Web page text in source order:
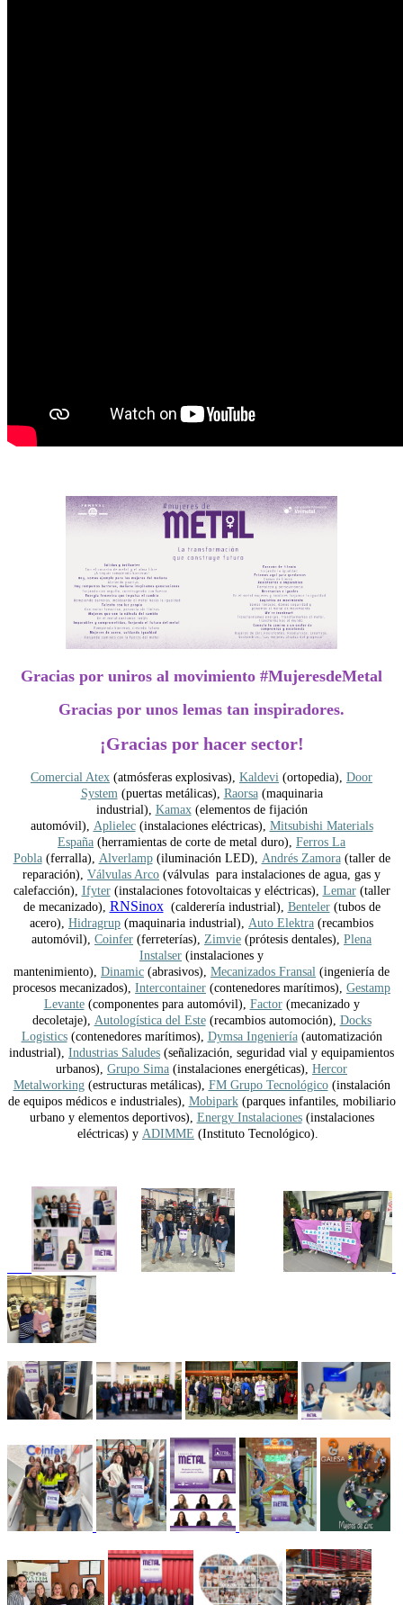
Gracias por uniros al movimiento #MujeresdeMetal
Gracias por unos lemas tan inspiradores.
¡Gracias por hacer sector!
Comercial Atex (atmósferas explosivas), Kaldevi (ortopedia), Door
System(puertas metálicas), Raorsa(maquinaria
industrial), Kamax(elementos de fijación
automóvil), Aplielec(instalaciones eléctricas), Mitsubishi Materials
España (herramientas de corte de metal duro), Ferros La
Pobla(ferralla), Alverlamp(iluminación LED), Andrés Zamora(taller de
reparación), Válvulas Arco (válvulas para instalaciones de agua, gas y
calefacción), Ifyter(instalaciones fotovoltaicas y eléctricas), Lemar(taller
de mecanizado), RNSinox (calderería industrial), Benteler(tubos de
acero), Hidragrup (maquinaria industrial), Auto Elektra (recambios
automóvil), Coinfer (ferreterías), Zimvie (prótesis dentales), Plena
Instalser (instalaciones y
mantenimiento), Dinamic (abrasivos), Mecanizados Fransal (ingeniería de
procesos mecanizados), Intercontainer (contenedores marítimos), Gestamp
Levante(componentes para automóvil), Factor(mecanizado y
decoletaje), Autologística del Este(recambios automoción), Docks
Logistics(contenedores marítimos), Dymsa Ingeniería(automatización
industrial), Industrias Saludes (señalización, seguridad vial y equipamientos
urbanos), Grupo Sima (instalaciones energéticas), Hercor
Metalworking(estructuras metálicas), FM Grupo Tecnológico(instalación
de equipos médicos e industriales), Mobipark(parques infantiles, mobiliario
urbano y elementos deportivos), Energy Instalaciones(instalaciones
eléctricas) y ADIMME (Instituto Tecnológico).